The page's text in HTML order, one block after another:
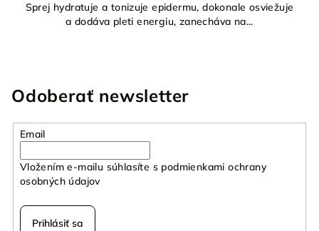
Sprej hydratuje a tonizuje epidermu, dokonale osviežuje
a dodáva pleti energiu, zanecháva na...
Odoberať newsletter
Email
Vložením e-mailu súhlasíte s podmienkami ochrany
osobných údajov
Prihlásiť sa